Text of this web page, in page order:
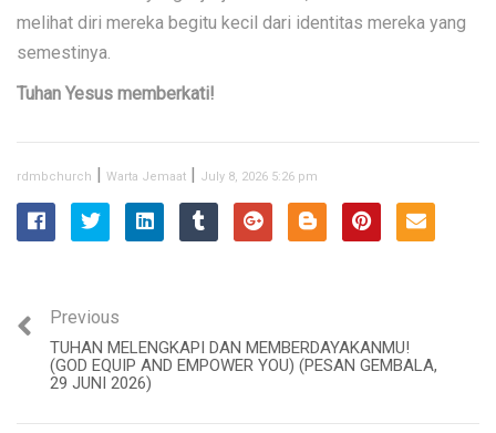
melihat diri mereka begitu kecil dari identitas mereka yang
semestinya.
Tuhan Yesus memberkati!
rdmbchurch | Warta Jemaat | July 8, 2026 5:26 pm
Previous
TUHAN MELENGKAPI DAN MEMBERDAYAKANMU!
(GOD EQUIP AND EMPOWER YOU) (PESAN GEMBALA,
29 JUNI 2026)